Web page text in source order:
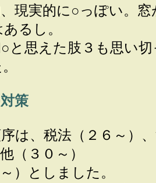
現実的に○っぽい。窓
るし。
と思えた肢３も思い切
策
は、税法（２６～）
（３０～）
）としました。